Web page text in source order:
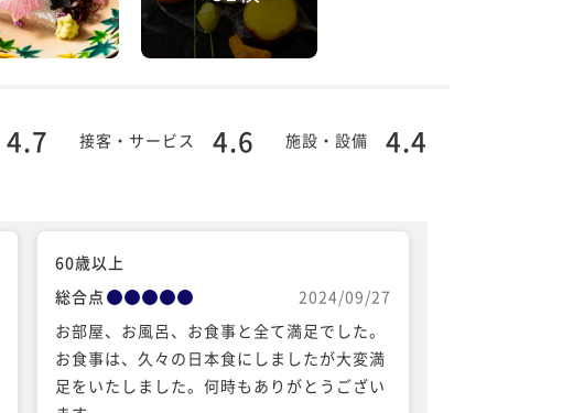
4.7 接客・サービス 4.6 施設・設備 4.4
60歳以上
総合点
2024/09/27
お部屋、お風呂、お食事と全て満足でした。
お食事は、久々の日本食にしましたが大変満
足をいたしました。何時もありがとうござい